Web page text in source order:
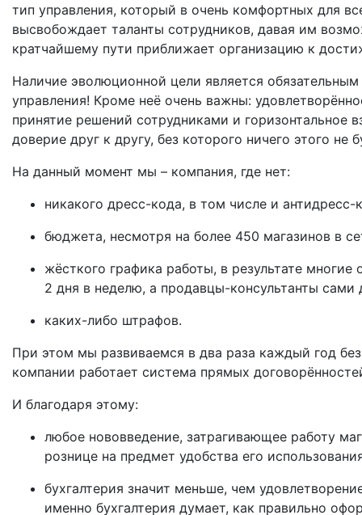
тип управления, который в очень комфортных для
высвобождает таланты сотрудников, давая им
кратчайшему пути приближает организацию к
Наличие эволюционной цели является
управления! Кроме неё очень важны:
принятие решений сотрудниками и
доверие друг к другу, без которого ничего этого не
На данный момент мы – компания, где нет:
никакого дресс-кода, в том числе и антидресс-
бюджета, несмотря на более 450 магазинов в
жёсткого графика работы, в результате
2 дня в неделю, а продавцы-консультанты сами
каких-либо штрафов.
При этом мы развиваемся в два раза каждый год
компании работает система прямых
И благодаря этому:
любое нововведение, затрагивающее работу
рознице на предмет удобства его
бухгалтерия значит меньше, чем
именно бухгалтерия думает, как правильно